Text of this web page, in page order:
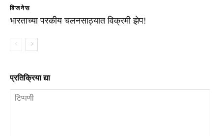
बिजनेस
भारताच्या परकीय चलनसाठ्यात विक्रमी झेप!
प्रतिक्रिया द्या